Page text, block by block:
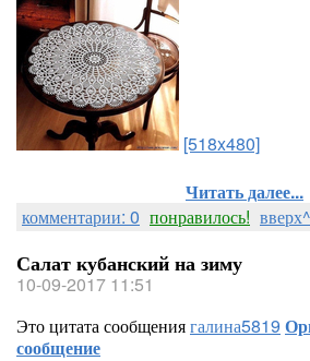
[518x480]
Читать далее...
комментарии: 0 понравилось! вверх^
Салат кубанский на зиму
10-09-2017 11:51
Это цитата сообщениягалина5819
сообщение